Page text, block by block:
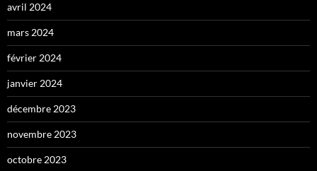
avril 2024
mars 2024
février 2024
janvier 2024
décembre 2023
novembre 2023
octobre 2023